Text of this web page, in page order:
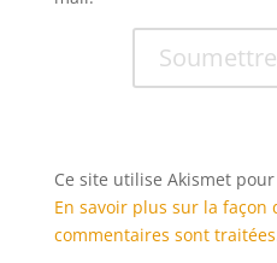
Ce site utilise Akismet
En savoir plus sur la façon
commentaires sont traitées